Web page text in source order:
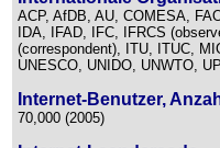
ACP, AfDB, AU, COMESA,
IDA, IFAD, IFC, IFRCS
(correspondent), ITU, ITUC,
UNESCO, UNIDO, UNWTO,
Internet-Benutzer,
70,000 (2005)